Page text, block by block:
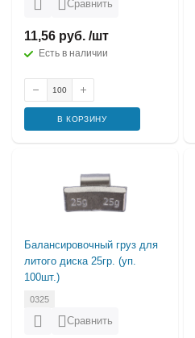
Сравнить
11,56 руб. /шт
Есть в наличии
В КОРЗИНУ
Балансировочный груз для
литого диска 25гр. (уп.
100шт.)
0325
Сравнить